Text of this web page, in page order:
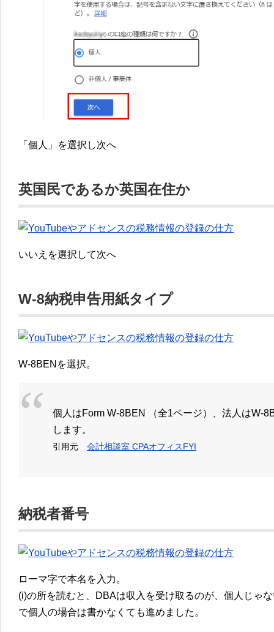
「個人」を選択し次へ
英国民であるか英国在住か
いいえを選択して次へ
W-8納税申告用紙タイプ
W-8BENを選択。
個人はForm W-8BEN （全1ページ）、法人はW-
します。
引用元 会計相談室 CPAオフィスFYI
納税者番号
ローマ字で本名を入力。
(i)の所を読むと、DBAは収入を受け取るのが、個人じゃ
で個人の場合は書かなくても進めました。